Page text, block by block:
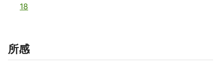
18
所感